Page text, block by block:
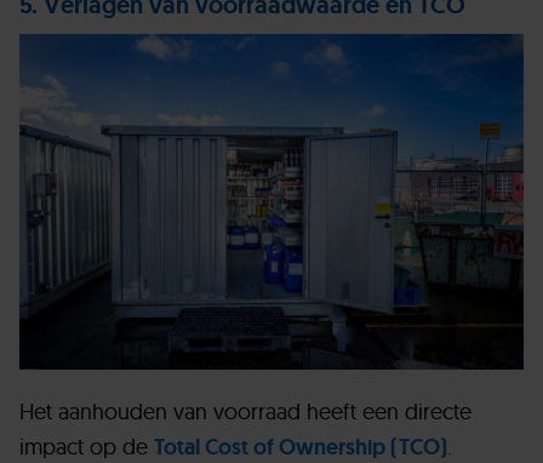
Het aanhouden van voorraad heeft een directe
impact op de Total Cost of Ownership (TCO).